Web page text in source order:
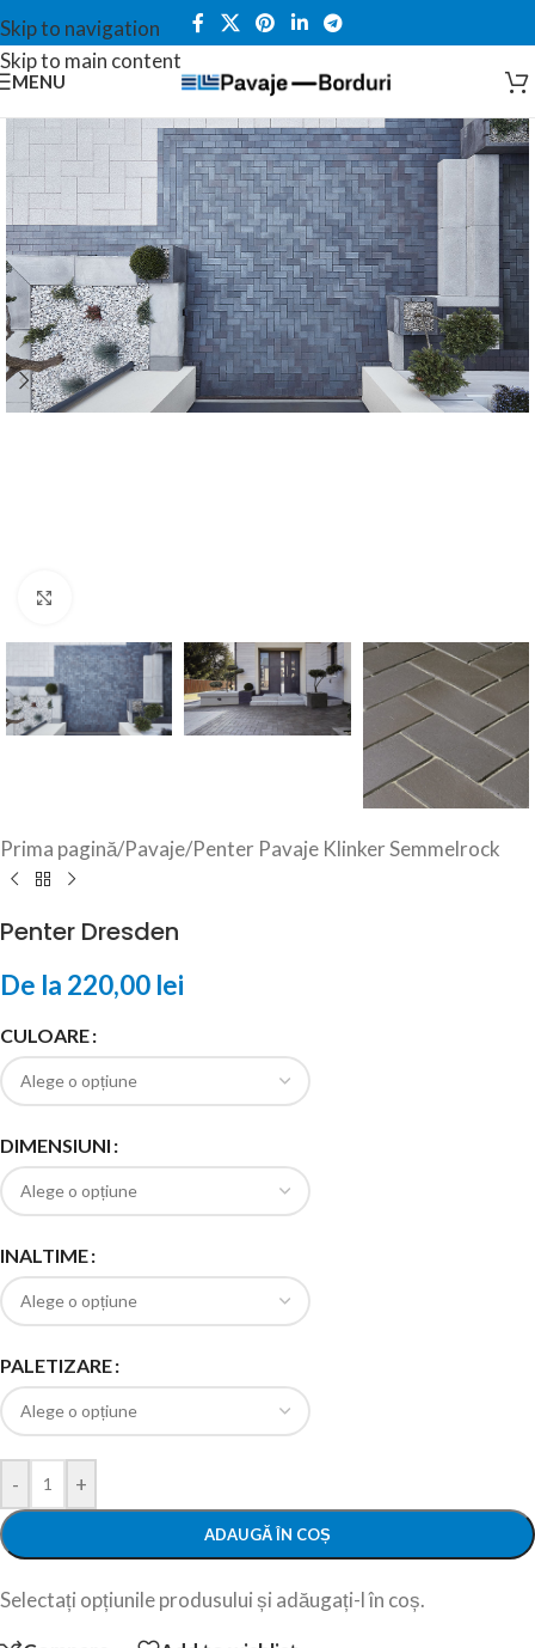
Skip to navigation
Skip to main content
MENU
Prima pagină/Pavaje/Penter Pavaje Klinker Semmelrock
Penter Dresden
De la 220,00 lei
CULOARE
DIMENSIUNI
INALTIME
PALETIZARE
- +
ADAUGĂ ÎN COȘ
Selectați opțiunile produsului și adăugați-l în coș.